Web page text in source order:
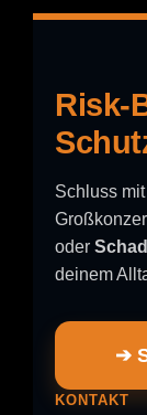
Risk-
Schluss
oder
deinem
➔
KONTAKT